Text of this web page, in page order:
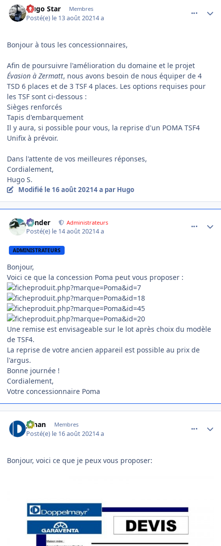
Hugo Star Membres
Posté(e) le 13 août 20214 a
Bonjour à tous les concessionnaires,
Afin de poursuivre l'amélioration du domaine et le projet
Évasion à Zermatt, nous avons besoin de nous équiper de 4
TSD 6 places et de 3 TSF 4 places. Les options requises pour
les TSF sont ci-dessous :
Sièges renforcés
Tapis d'embarquement
Il y aura, si possible pour vous, la reprise d'un POMA TSF4
Unifix à prévoir.
Dans l'attente de vos meilleures réponses,
Cordialement,
Hugo S.
Modifié le 16 août 20214 a par Hugo
Bender Administrateurs
Posté(e) le 14 août 20214 a
ADMINISTRATEURS
Bonjour,
Voici ce que la concession Poma peut vous proposer :
Une remise est envisageable sur le lot après choix du modèle
de TSF4.
La reprise de votre ancien appareil est possible au prix de
l'argus.
Bonne journée !
Cordialement,
Votre concessionnaire Poma
Johan Membres
Posté(e) le 16 août 20214 a
Bonjour, voici ce que je peux vous proposer: